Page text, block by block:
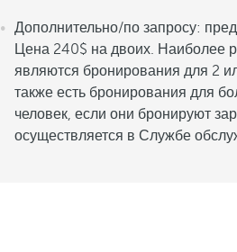
Дополнительно/по запросу:
Цена 240$ на двоих. Наиболее
являются бронирования для 2
также есть бронирования для
человек, если они бронируют
осуществляется в Службе